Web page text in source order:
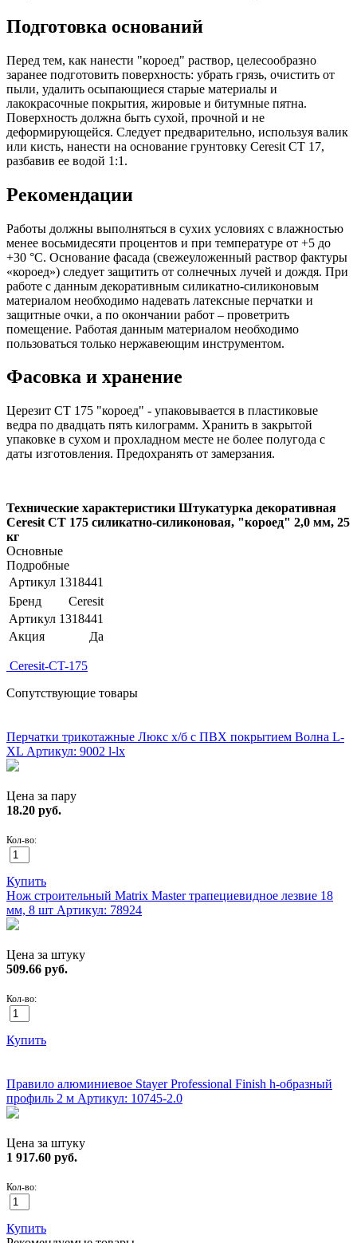
Подготовка оснований
Перед тем, как нанести "короед" раствор, целесообразно
заранее подготовить поверхность: убрать грязь, очистить от
пыли, удалить осыпающиеся старые материалы и
лакокрасочные покрытия, жировые и битумные пятна.
Поверхность должна быть сухой, прочной и не
деформирующейся. Следует предварительно, используя валик
или кисть, нанести на основание грунтовку Ceresit CT 17,
разбавив ее водой 1:1.
Рекомендации
Работы должны выполняться в сухих условиях с влажностью
менее восьмидесяти процентов и при температуре от +5 до
+30 °C. Основание фасада (свежеуложенный раствор фактуры
«короед») следует защитить от солнечных лучей и дождя. При
работе с данным декоративным силикатно-силиконовым
материалом необходимо надевать латексные перчатки и
защитные очки, а по окончании работ – проветрить
помещение. Работая данным материалом необходимо
пользоваться только нержавеющим инструментом.
Фасовка и хранение
Церезит СТ 175 "короед" - упаковывается в пластиковые
ведра по двадцать пять килограмм. Хранить в закрытой
упаковке в сухом и прохладном месте не более полугода с
даты изготовления. Предохранять от замерзания.
Технические характеристики Штукатурка декоративная
Ceresit CT 175 силикатно-силиконовая, "короед" 2,0 мм, 25
кг
Основные
Подробные
Артикул 1318441
Бренд
Ceresit
Артикул 1318441
Акция
Да
Ceresit-CT-175
Сопутствующие товары
Перчатки трикотажные Люкс х/б с ПВХ покрытием Волна L-
XL Артикул: 9002 l-lx
Цена за пару
18.20 руб.
Кол-во:
Купить
Нож строительный Matrix Master трапециевидное лезвие 18
мм, 8 шт Артикул: 78924
Цена за штуку
509.66 руб.
Кол-во:
Купить
Правило алюминиевое Stayer Professional Finish h-образный
профиль 2 м Артикул: 10745-2.0
Цена за штуку
1 917.60 руб.
Кол-во:
Купить